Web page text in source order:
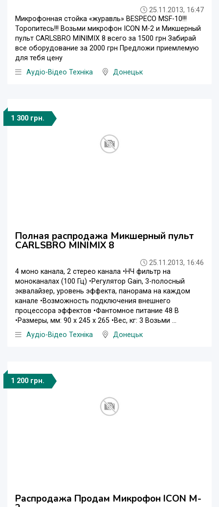
25.11.2013, 16:47
Микрофонная стойка «журавль» BESPECO MSF-10!!!
Торопитесь!!! Возьми микрофон ICON M-2 и Микшерный
пульт CARLSBRO MINIMIX 8 всего за 1500 грн Забирай
все оборудование за 2000 грн Предложи приемлемую
для тебя цену
Аудіо-Відео Техніка
Донецьк
1 300 грн.
Полная распродажа Микшерный пульт
CARLSBRO MINIMIX 8
25.11.2013, 16:46
4 моно канала, 2 стерео канала •НЧ фильтр на
моноканалах (100 Гц) •Регулятор Gain, 3-полосный
эквалайзер, уровень эффекта, панорама на каждом
канале •Возможность подключения внешнего
процессора эффектов •Фантомное питание 48 В
•Размеры, мм: 90 х 245 х 265 •Вес, кг: 3 Возьми ...
Аудіо-Відео Техніка
Донецьк
1 200 грн.
Распродажа Продам Микрофон ICON M-